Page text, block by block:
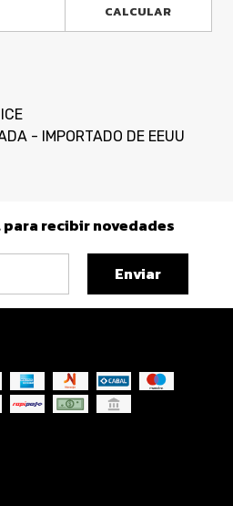
CALCULAR
- IMPORTADO DE EEUU
recibir novedades
Enviar